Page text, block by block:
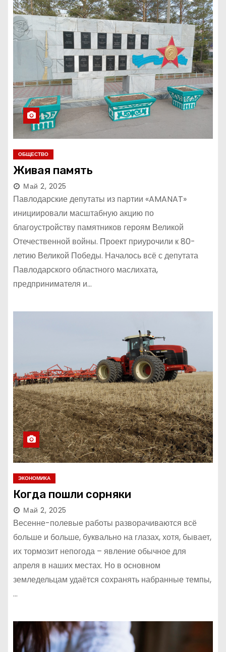
ОБЩЕСТВО
Живая память
Май 2, 2025
Павлодарские депутаты из партии «AMANAT»
инициировали масштабную акцию по
благоустройству памятников героям Великой
Отечественной войны. Проект приурочили к 80-
летию Великой Победы. Началось всё с депутата
Павлодарского областного маслихата,
предпринимателя и…
ЭКОНОМИКА
Когда пошли сорняки
Май 2, 2025
Весенне-полевые работы разворачиваются всё
больше и больше, буквально на глазах, хотя, бывает,
их тормозит непогода – явление обычное для
апреля в наших местах. Но в основном
земледельцам удаётся сохранять набранные темпы,
…